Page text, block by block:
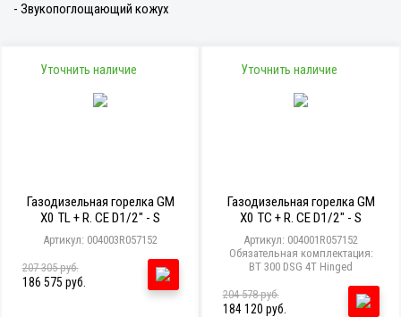
- Звукопоглощающий кожух
Уточнить наличие
Газодизельная горелка GM
X0 TL + R. CE D1/2" - S
Артикул: 004003R057152
207 305 руб.
186 575 руб.
Уточнить наличие
Газодизельная горелка GM
X0 TC + R. CE D1/2" - S
Артикул: 004001R057152
Обязательная комплектация:
BT 300 DSG 4T Hinged
204 578 руб.
184 120 руб.